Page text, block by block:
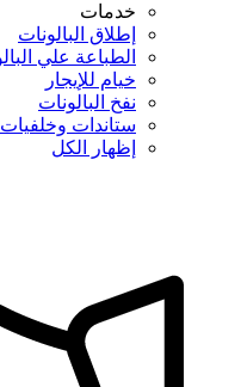
خدمات
إطلاق البالونات
الطباعة علي
خيام للإيجار
نفخ البالونات
ستاندات وخلفيات
إظهار الكل